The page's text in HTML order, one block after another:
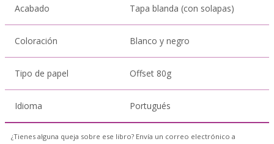
Acabado Tapa blanda (con solapas)
Coloración Blanco y negro
Tipo de papel Offset 80g
Idioma Portugués
¿Tienes alguna queja sobre ese libro? Envía un correo electrónico a